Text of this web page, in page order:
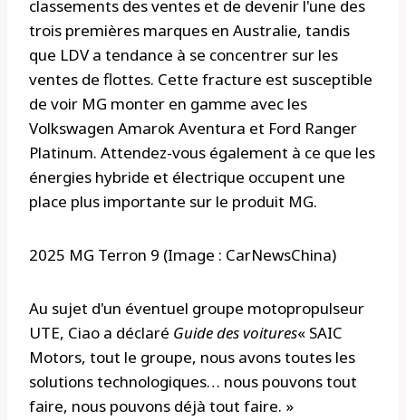
classements des ventes et de devenir l'une des
trois premières marques en Australie, tandis
que LDV a tendance à se concentrer sur les
ventes de flottes. Cette fracture est susceptible
de voir MG monter en gamme avec les
Volkswagen Amarok Aventura et Ford Ranger
Platinum. Attendez-vous également à ce que les
énergies hybride et électrique occupent une
place plus importante sur le produit MG.
2025 MG Terron 9 (Image : CarNewsChina)
Au sujet d'un éventuel groupe motopropulseur
UTE, Ciao a déclaré Guide des voitures« SAIC
Motors, tout le groupe, nous avons toutes les
solutions technologiques… nous pouvons tout
faire, nous pouvons déjà tout faire. »